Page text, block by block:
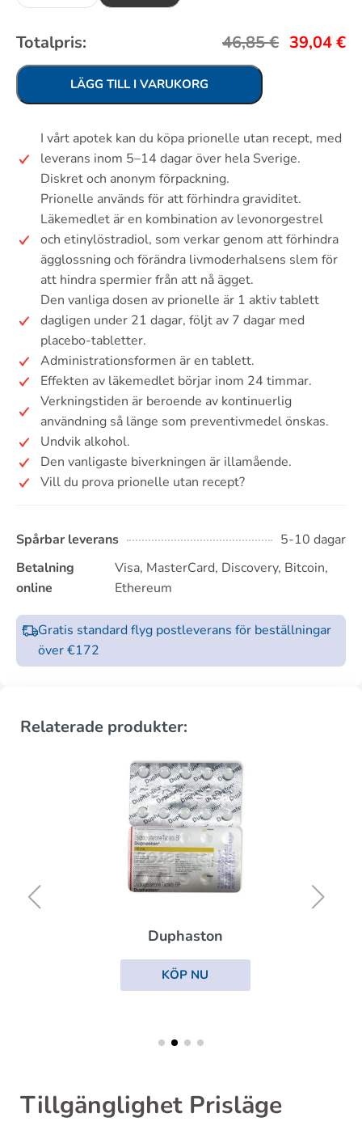
Totalpris: 46,85€ 39,04€
LÄGG TILL I VARUKORG
I vårt apotek kan du köpa prionelle utan recept, med
leverans inom 5–14 dagar över hela Sverige.
Diskret och anonym förpackning.
Prionelle används för att förhindra graviditet.
Läkemedlet är en kombination av levonorgestrel
och etinylöstradiol, som verkar genom att förhindra
ägglossning och förändra livmoderhalsens slem för
att hindra spermier från att nå ägget.
Den vanliga dosen av prionelle är 1 aktiv tablett
dagligen under 21 dagar, följt av 7 dagar med
placebo-tabletter.
Administrationsformen är en tablett.
Effekten av läkemedlet börjar inom 24 timmar.
Verkningstiden är beroende av kontinuerlig
användning så länge som preventivmedel önskas.
Undvik alkohol.
Den vanligaste biverkningen är illamående.
Vill du prova prionelle utan recept?
Spårbar leverans
5-10 dagar
Betalning
online
Visa, MasterCard, Discovery, Bitcoin,
Ethereum
Gratis standard flyg postleverans för beställningar
över €172
Relaterade produkter:
Duphaston
KÖP NU
Tillgänglighet Prisläge